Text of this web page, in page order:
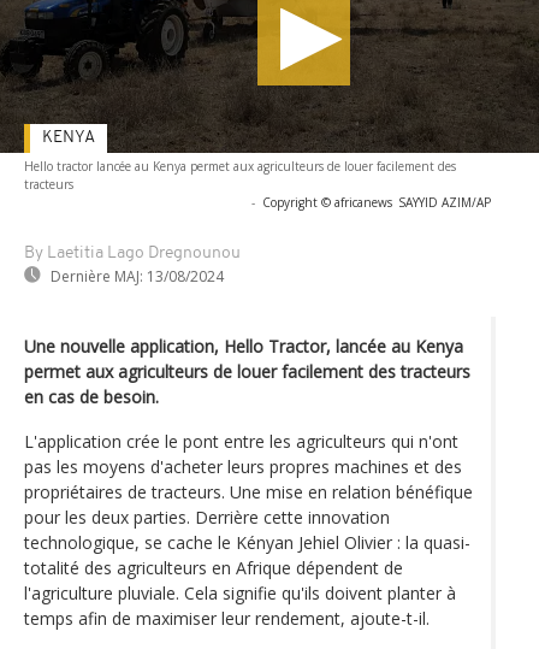
Hello tractor lancée au Kenya permet aux agriculteurs de louer facilement des
tracteurs
- Copyright © africanews SAYYID AZIM/AP
By Laetitia Lago Dregnounou
Dernière MAJ: 13/08/2024
KENYA
Une nouvelle application, Hello Tractor, lancée au Kenya
permet aux agriculteurs de louer facilement des tracteurs
en cas de besoin.
L'application crée le pont entre les agriculteurs qui n'ont
pas les moyens d'acheter leurs propres machines et des
propriétaires de tracteurs. Une mise en relation bénéfique
pour les deux parties. Derrière cette innovation
technologique, se cache le Kényan Jehiel Olivier : la quasi-
totalité des agriculteurs en Afrique dépendent de
l'agriculture pluviale. Cela signifie qu'ils doivent planter à
temps afin de maximiser leur rendement, ajoute-t-il.